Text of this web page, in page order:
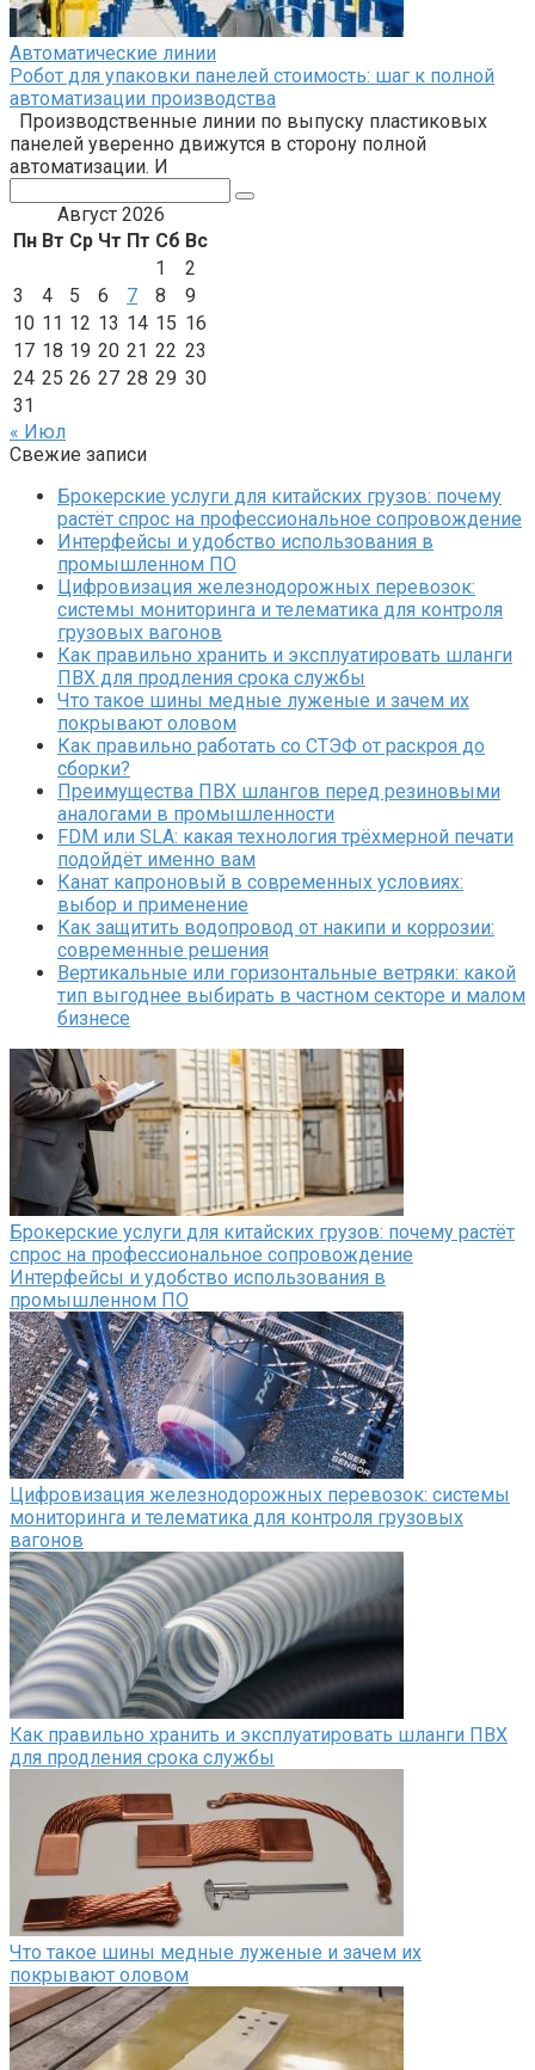
Автоматические линии
Робот для упаковки панелей стоимость: шаг к полной
автоматизации производства
Производственные линии по выпуску пластиковых
панелей уверенно движутся в сторону полной
автоматизации. И
Август 2026
Пн Вт Ср Чт Пт Сб Вс
1
2
3
4 5 6 7 8
9
10 11 12 13 14 15 16
17 18 19 20 21 22 23
24 25 26 27 28 29 30
31
« Июл
Свежие записи
Брокерские услуги для китайских грузов: почему
растёт спрос на профессиональное сопровождение
Интерфейсы и удобство использования в
промышленном ПО
Цифровизация железнодорожных перевозок:
системы мониторинга и телематика для контроля
грузовых вагонов
Как правильно хранить и эксплуатировать шланги
ПВХ для продления срока службы
Что такое шины медные луженые и зачем их
покрывают оловом
Как правильно работать со СТЭФ от раскроя до
сборки?
Преимущества ПВХ шлангов перед резиновыми
аналогами в промышленности
FDM или SLA: какая технология трёхмерной печати
подойдёт именно вам
Канат капроновый в современных условиях:
выбор и применение
Как защитить водопровод от накипи и коррозии:
современные решения
Вертикальные или горизонтальные ветряки: какой
тип выгоднее выбирать в частном секторе и малом
бизнесе
Брокерские услуги для китайских грузов: почему растёт
спрос на профессиональное сопровождение
Интерфейсы и удобство использования в
промышленном ПО
Цифровизация железнодорожных перевозок: системы
мониторинга и телематика для контроля грузовых
вагонов
Как правильно хранить и эксплуатировать шланги ПВХ
для продления срока службы
Что такое шины медные луженые и зачем их
покрывают оловом